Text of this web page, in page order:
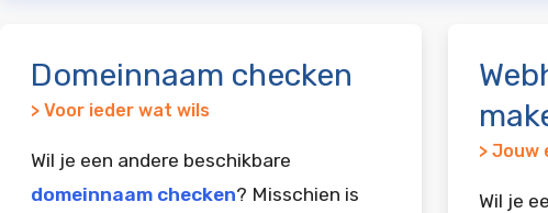
Domeinnaam checken
> Voor ieder wat wils
Wil je een andere beschikbare
domeinnaam checken? Misschien is
>
Wil je